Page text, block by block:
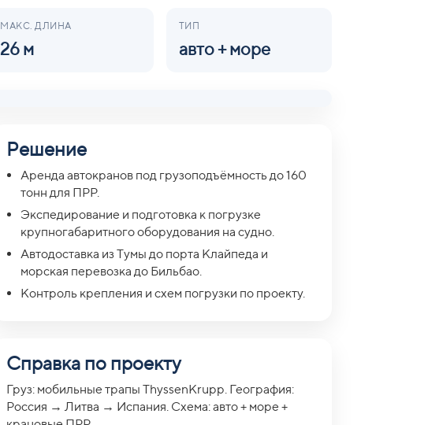
МАКС. ДЛИНА
26 м
ТИП
авто + море
Решение
Аренда автокранов под грузоподъёмность до 160
тонн для ПРР.
Экспедирование и подготовка к погрузке
крупногабаритного оборудования на судно.
Автодоставка из Тумы до порта Клайпеда и
морская перевозка до Бильбао.
Контроль крепления и схем погрузки по проекту.
Справка по проекту
Груз: мобильные трапы ThyssenKrupp. География:
Россия → Литва → Испания. Схема: авто + море +